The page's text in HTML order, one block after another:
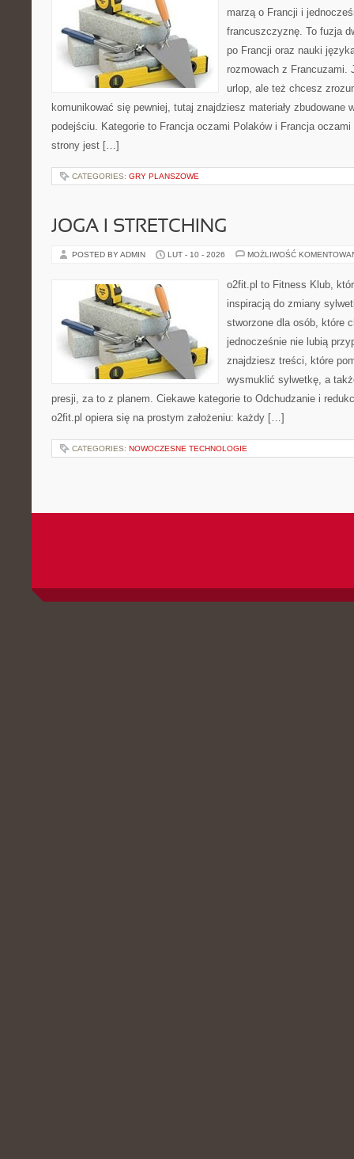
marzą o Francji i
francuszczyznę. To fuzja
po Francji oraz nauki
rozmowach z Francuzami.
urlop, ale też chcesz
komunikować się pewniej, tutaj znajdziesz materiały zbudowane
podejściu. Kategorie to Francja oczami Polaków i Francja
strony jest […]
CATEGORIES: GRY PLANSZOWE
JOGA I STRETCHING
POSTED BY ADMIN LUT - 10 - 2026 MOŻLIWOŚĆ
o2fit.pl to Fitness Klub,
inspiracją do zmiany
stworzone dla osób, które
jednocześnie nie lubią
znajdziesz treści, które
wysmuklić sylwetkę, a
presji, za to z planem. Ciekawe kategorie to Odchudzanie i
o2fit.pl opiera się na prostym założeniu: każdy […]
CATEGORIES: NOWOCZESNE TECHNOLOGIE